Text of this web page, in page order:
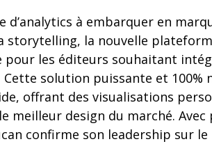
à embarquer en
la nouvelle
pour les éditeurs souhaitant
solution puissante et 100%
offrant des visualisations
meilleur design du marché. Avec
confirme son leadership sur